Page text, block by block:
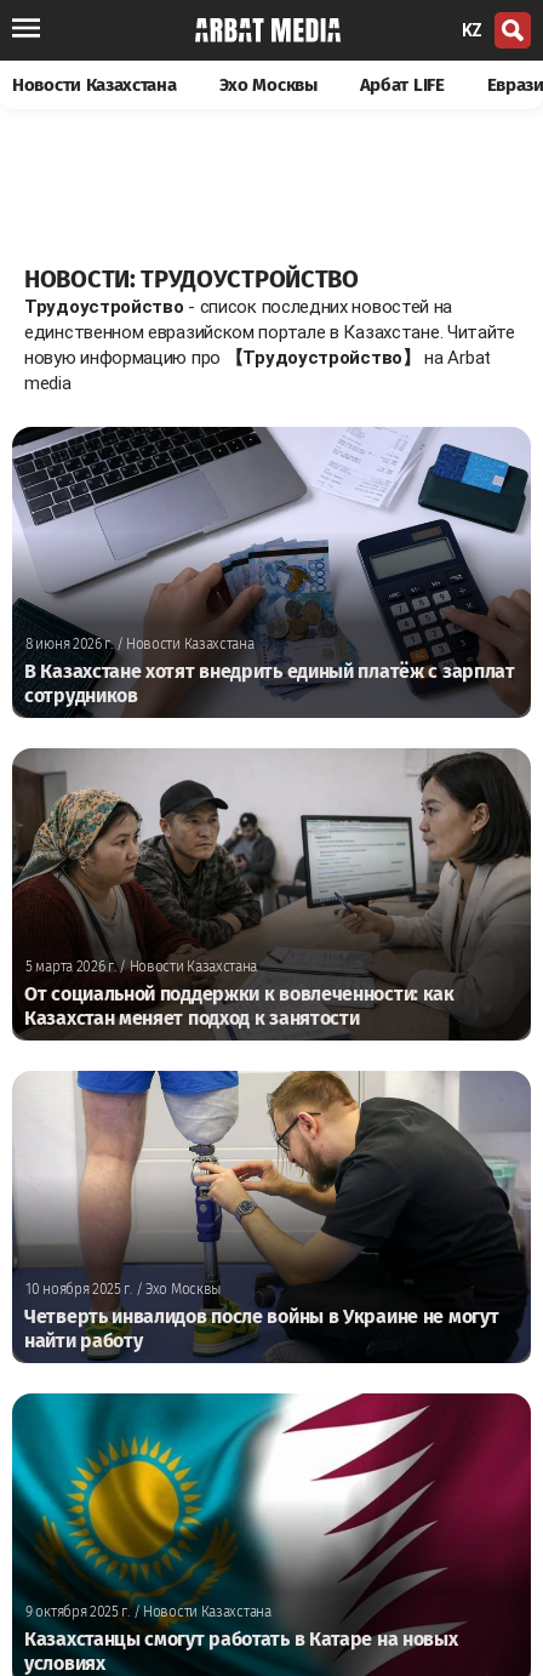
KZ
Новости Казахстана Эхо Москвы Арбат LIFE
НОВОСТИ: ТРУДОУСТРОЙСТВО
Трудоустройство - список последних новостей на
единственном евразийском портале в Казахстане. Читайте
новую информацию про
【Трудоустройство】
на Arbat
media
8 июня 2026 г./ Новости Казахстана
В Казахстане хотят внедрить единый платёж с зарплат
сотрудников
5 марта 2026 г./ Новости Казахстана
От социальной поддержки к вовлеченности: как
Казахстан меняет подход к занятости
10 ноября 2025 г./ Эхо Москвы
Четверть инвалидов после войны в Украине не могут
найти работу
9 октября 2025 г./ Новости Казахстана
Казахстанцы смогут работать в Катаре на новых
условиях